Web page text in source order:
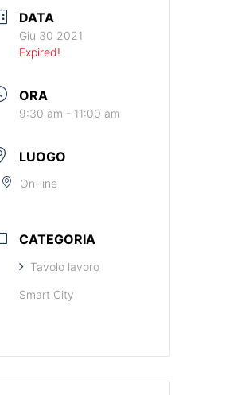
DATA
Giu 30 2021
Expired!
ORA
9:30 am - 11:00 am
LUOGO
On-line
CATEGORIA
Tavolo lavoro
Smart City